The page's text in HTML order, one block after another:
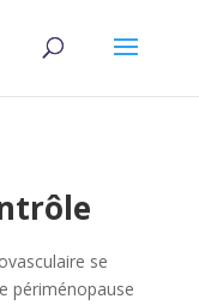
se
périménopause